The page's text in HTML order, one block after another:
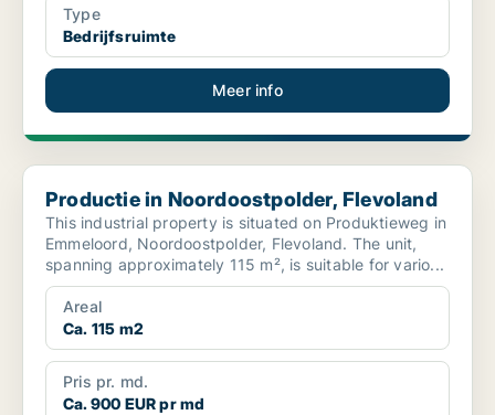
Type
Bedrijfsruimte
Meer info
Productie in Noordoostpolder, Flevoland
Productie in Noordoostpolder, Flevoland
This industrial property is situated on Produktieweg in
Emmeloord, Noordoostpolder, Flevoland. The unit,
spanning approximately 115 m², is suitable for vario...
Areal
Ca. 115 m2
Pris pr. md.
Ca. 900 EUR pr md